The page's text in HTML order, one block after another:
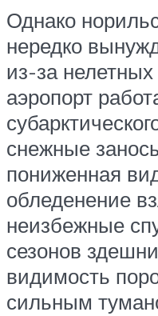
Однако
нередко
из-за
аэропорт
снежные
пониженная
обледенение
неизбежные
сезонов
видимость
сильным